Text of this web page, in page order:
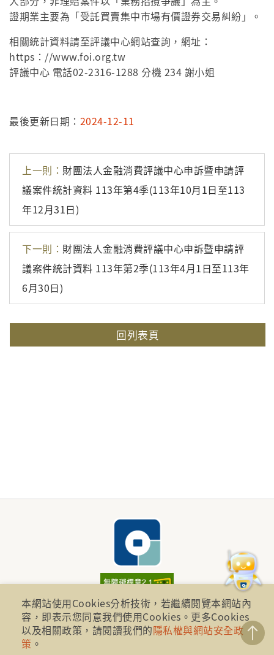
證期業主要為「受託買賣集中市場有價證券交易糾紛」。
相關統計資料請至評議中心網站查詢，網址：
https：//www.foi.org.tw
評議中心 電話02-2316-1288 分機 234 謝小姐
最後更新日期： 2024-12-11
上一則： 財團法人金融消費評議中心申訴暨申請評
議案件統計資料 113年第4季(113年10月1日至113
年12月31日)
下一則： 財團法人金融消費評議中心申訴暨申請評
議案件統計資料 113年第2季(113年4月1日至113年
6月30日)
回列表頁
財團法人金融消費評議中心 著作權所有
地址：10041台北市忠孝西路一段四號17樓(崇聖大樓)
本網站使用Cookies分析技術，若繼續閱覽本網站內
容，即表示您同意我們使用Cookies。更多Cookies
以及相關政策，請閱讀我們的隱私權與網站安全政
策 。